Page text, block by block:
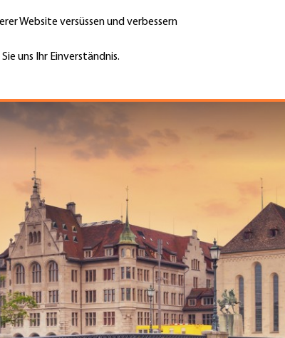
Website versüssen und verbessern
uns Ihr Einverständnis.
Top
Menu